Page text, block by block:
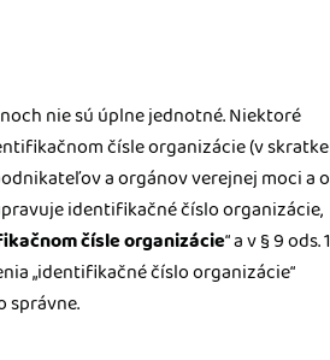
nie sú úplne jednotné. Niektoré
čísle organizácie (v skratke
a orgánov verejnej moci a o
identifikačné číslo organizácie,
čísle organizácie“ a v § 9 ods. 1
„identifikačné číslo organizácie“
správne.